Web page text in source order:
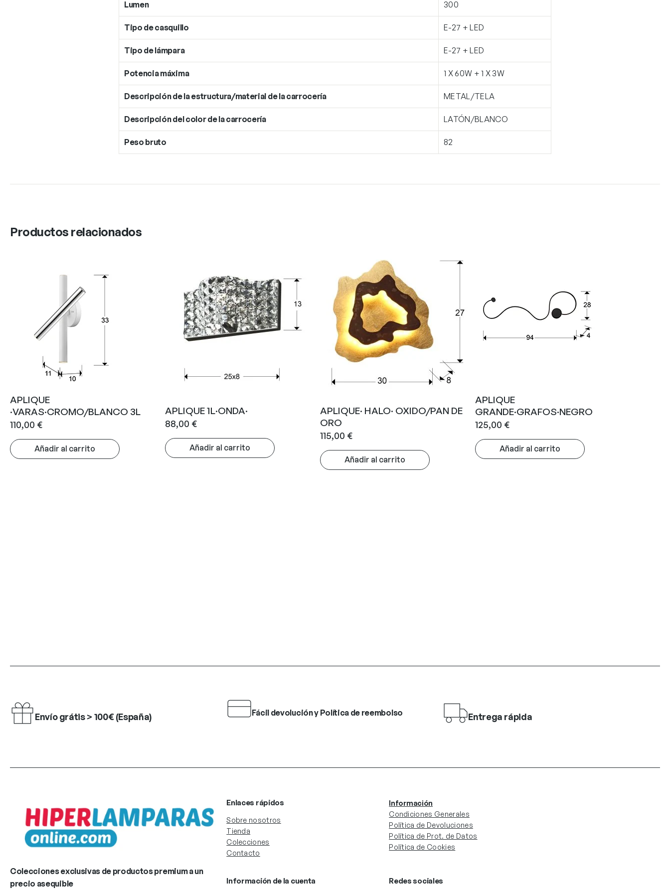
Lumen 300
Tipo de casquillo E-27 + LED
Tipo de lámpara E-27 + LED
Potencia máxima 1 X 60W + 1 X 3W
Descripción de la estructura/material de la carrocería METAL/TELA
Descripción del color de la carrocería LATÓN/BLANCO
Peso bruto 82
Productos relacionados
APLIQUE
·VARAS·CROMO/BLANCO 3L
110,00 €
Añadir al carrito
APLIQUE 1L·ONDA·
88,00 €
Añadir al carrito
APLIQUE· HALO· OXIDO/PAN DE
ORO
115,00 €
Añadir al carrito
APLIQUE
GRANDE·GRAFOS·NEGRO
125,00 €
Añadir al carrito
Envío grátis > 100€ (España) Fácil devolución y Política de reembolso Entrega rápida
Colecciones exclusivas de productos premium a un
precio asequible
Enlaces rápidos
Sobre nosotros
Tienda
Colecciones
Contacto
Información
Condiciones Generales
Política de Devoluciones
Política de Prot. de Datos
Política de Cookies
Información de la cuenta Redes sociales